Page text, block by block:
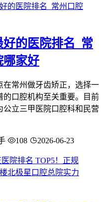
的医院排名_常
哪家好
在常州做牙齿矫正，选择一
的口腔机构至关重要。目前
立三甲医院口腔科和民营
108 2026-06-23